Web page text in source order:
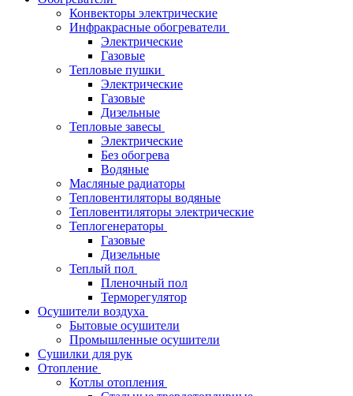
Конвекторы электрические
Инфракрасные обогреватели
Электрические
Газовые
Тепловые пушки
Электрические
Газовые
Дизельные
Тепловые завесы
Электрические
Без обогрева
Водяные
Масляные радиаторы
Тепловентиляторы водяные
Тепловентиляторы электрические
Теплогенераторы
Газовые
Дизельные
Теплый пол
Пленочный пол
Терморегулятор
Осушители воздуха
Бытовые осушители
Промышленные осушители
Сушилки для рук
Отопление
Котлы отопления